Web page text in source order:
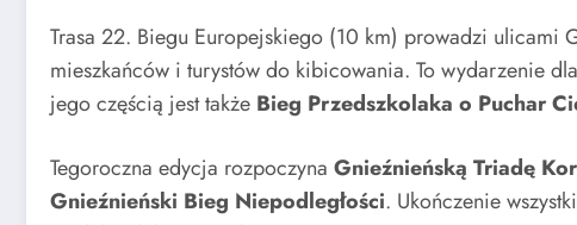
Trasa 22. Biegu Europejskiego (10 km) prowadzi ulicami
mieszkańców i turystów do kibicowania. To wydarzenie
jego częścią jest także Bieg Przedszkolaka o Puchar
Tegoroczna edycja rozpoczyna Gnieźnieńską Triadę
Gnieźnieński Bieg Niepodległości. Ukończenie